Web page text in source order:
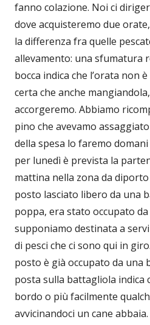
fanno colazione. Noi ci
dove acquisteremo due
la differenza fra quelle
allevamento: una sfumatura
bocca indica che l’orata non
certa che anche
accorgeremo. Abbiamo
pino che avevamo
della spesa lo faremo
per lunedì è prevista la
mattina nella zona da
posto lasciato libero da una
poppa, era stato occupato
supponiamo destinata a
di pesci che ci sono qui in
posto è già occupato da una
posta sulla battagliola indica
bordo o più facilmente
avvicinandoci un cane